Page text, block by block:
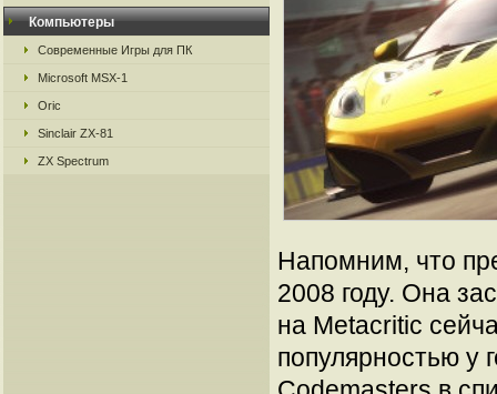
Компьютеры
Современные Игры для ПК
Microsoft MSX-1
Oric
Sinclair ZX-81
ZX Spectrum
Напомним, что
2008 году. Она
на Metacritic
популярностью у